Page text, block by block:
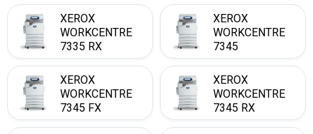
XEROX
WORKCENTRE
7335 RX
XEROX
WORKCENTRE
7345
XEROX
WORKCENTRE
7345 FX
XEROX
WORKCENTRE
7345 RX